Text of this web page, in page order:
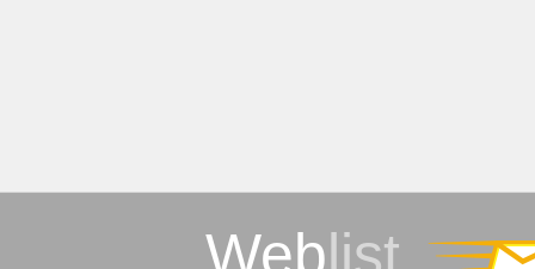
Weblist